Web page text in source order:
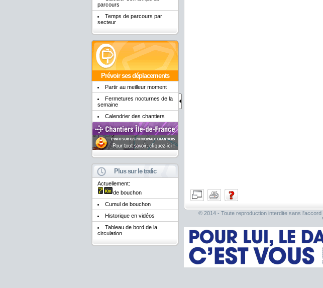
parcours
Temps de parcours par
secteur
Prévoir ses déplacements
Partir au meilleur moment
Fermetures nocturnes de la
semaine
Calendrier des chantiers
Plus sur le trafic
Actuellement:
de bouchon
Cumul de bouchon
Historique en vidéos
Tableau de bord de la
circulation
© 2014 - Toute reproduction interdite sans